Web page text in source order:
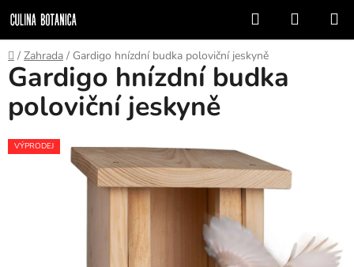
na
obsah
Hľadať
KOŠÍK
Domov
/ Zahrada / Gardigo hnízdní budka poloviční jeskyně
Gardigo hnízdní budka
poloviční jeskyně
VÝPRODEJ